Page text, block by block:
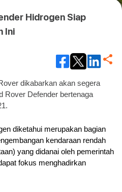
Hidrogen Siap
Ini
dikabarkan akan segera
Rover Defender bertenaga
diketahui merupakan bagian
kendaraan rendah
yang didanai oleh pemerintah
fokus menghadirkan